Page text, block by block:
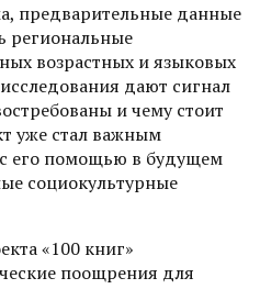
предварительные данные
региональные
возрастных и языковых
дают сигнал
и чему стоит
уже стал важным
его помощью в будущем
социокультурные
«100 книг»
поощрения для